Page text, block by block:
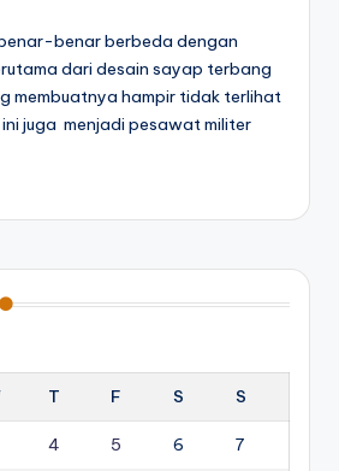
benar berbeda dengan
dari desain sayap terbang
membuatnya hampir tidak terlihat
juga menjadi pesawat militer
T F S S
4 5 6 7